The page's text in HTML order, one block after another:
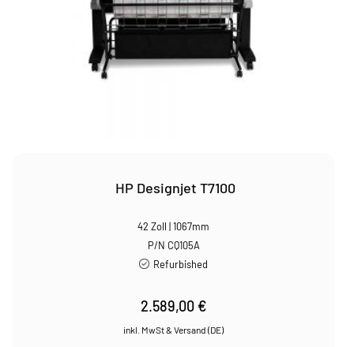
HP Designjet T7100
42 Zoll | 1067mm
P/N CQ105A
Refurbished
2.589,00 €